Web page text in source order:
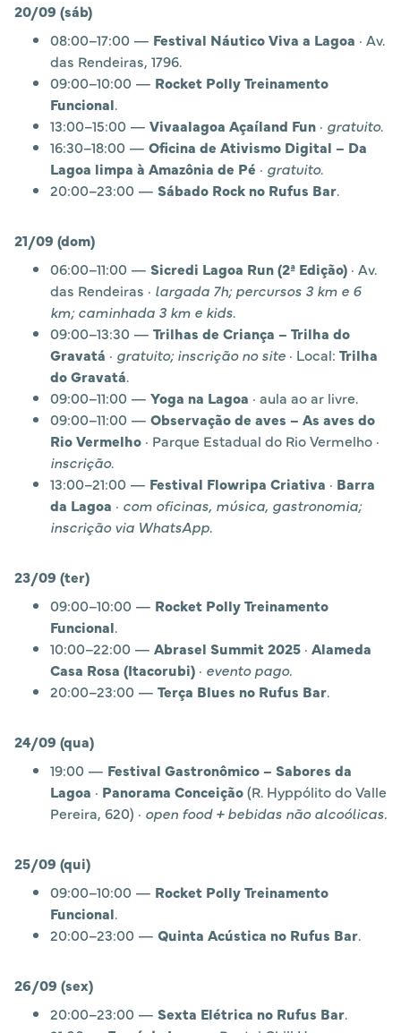
20/09 (sáb)
08:00–17:00 — Festival Náutico Viva a Lagoa · Av.
das Rendeiras, 1796.
09:00–10:00 — Rocket Polly Treinamento
Funcional.
13:00–15:00 — Vivaalagoa Açaíland Fun · gratuito.
16:30–18:00 — Oficina de Ativismo Digital – Da
Lagoa limpa à Amazônia de Pé · gratuito.
20:00–23:00 — Sábado Rock no Rufus Bar.
21/09 (dom)
06:00–11:00 — Sicredi Lagoa Run (2ª Edição) · Av.
das Rendeiras · largada 7h; percursos 3 km e 6
km; caminhada 3 km e kids.
09:00–13:30 — Trilhas de Criança – Trilha do
Gravatá · gratuito; inscrição no site · Local: Trilha
do Gravatá.
09:00–11:00 — Yoga na Lagoa · aula ao ar livre.
09:00–11:00 — Observação de aves – As aves do
Rio Vermelho · Parque Estadual do Rio Vermelho ·
inscrição.
13:00–21:00 — Festival Flowripa Criativa · Barra
da Lagoa · com oficinas, música, gastronomia;
inscrição via WhatsApp.
23/09 (ter)
09:00–10:00 — Rocket Polly Treinamento
Funcional.
10:00–22:00 — Abrasel Summit 2025 · Alameda
Casa Rosa (Itacorubi) · evento pago.
20:00–23:00 — Terça Blues no Rufus Bar.
24/09 (qua)
19:00 — Festival Gastronômico – Sabores da
Lagoa · Panorama Conceição(R. Hyppólito do Valle
Pereira, 620) · open food + bebidas não alcoólicas.
25/09 (qui)
09:00–10:00 — Rocket Polly Treinamento
Funcional.
20:00–23:00 — Quinta Acústica no Rufus Bar.
26/09 (sex)
20:00–23:00 — Sexta Elétrica no Rufus Bar.